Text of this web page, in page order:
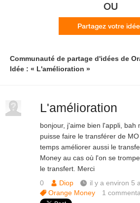
OU
Partagez votre
Communauté de partage d'idées de
Idée : « L'amélioration »
L'amélioration
bonjour, j'aime bien l'appli, bah
puisse faire le transférer de
temps améliorer aussi le
Money au cas où l'on se
le transfert. Merci
0
Diop
il y a environ 5
Orange Money
1